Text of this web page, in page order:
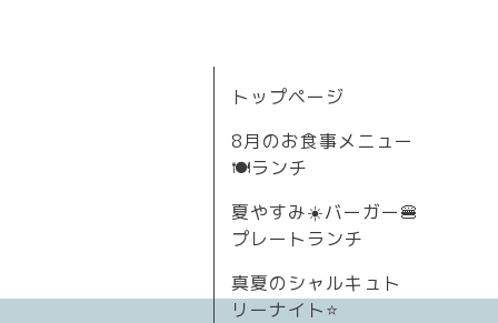
トップページ
8月のお食事メニュー
🍽ランチ
夏やすみ☀️バーガー🍔
プレートランチ
真夏のシャルキュト
リーナイト⭐